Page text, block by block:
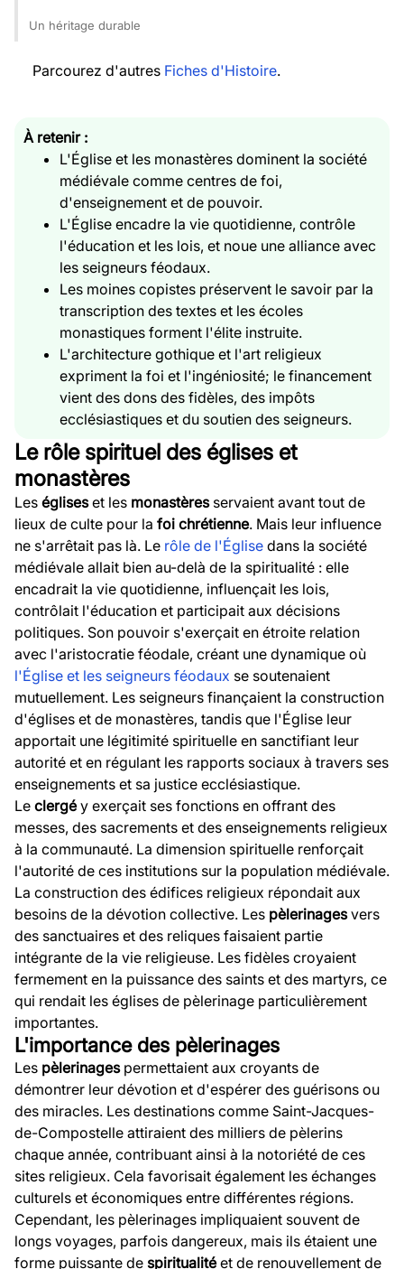
Un héritage durable
Parcourez d'autres Fiches d'Histoire.
À retenir :
L'Église et les monastères dominent la société
médiévale comme centres de foi,
d'enseignement et de pouvoir.
L'Église encadre la vie quotidienne, contrôle
l'éducation et les lois, et noue une alliance avec
les seigneurs féodaux.
Les moines copistes préservent le savoir par la
transcription des textes et les écoles
monastiques forment l'élite instruite.
L'architecture gothique et l'art religieux
expriment la foi et l'ingéniosité; le financement
vient des dons des fidèles, des impôts
ecclésiastiques et du soutien des seigneurs.
Le rôle spirituel des églises et
monastères
Les égliseset les monastèresservaient avant tout de
lieux de culte pour la foi chrétienne. Mais leur influence
ne s'arrêtait pas là. Le rôle de l'Église dans la société
médiévale allait bien au-delà de la spiritualité : elle
encadrait la vie quotidienne, influençait les lois,
contrôlait l'éducation et participait aux décisions
politiques. Son pouvoir s'exerçait en étroite relation
avec l'aristocratie féodale, créant une dynamique où
l'Église et les seigneurs féodaux se soutenaient
mutuellement. Les seigneurs finançaient la construction
d'églises et de monastères, tandis que l'Église leur
apportait une légitimité spirituelle en sanctifiant leur
autorité et en régulant les rapports sociaux à travers ses
enseignements et sa justice ecclésiastique.
Le clergéy exerçait ses fonctions en offrant des
messes, des sacrements et des enseignements religieux
à la communauté. La dimension spirituelle renforçait
l'autorité de ces institutions sur la population médiévale.
La construction des édifices religieux répondait aux
besoins de la dévotion collective. Les pèlerinagesvers
des sanctuaires et des reliques faisaient partie
intégrante de la vie religieuse. Les fidèles croyaient
fermement en la puissance des saints et des martyrs, ce
qui rendait les églises de pèlerinage particulièrement
importantes.
L'importance des pèlerinages
Les pèlerinagespermettaient aux croyants de
démontrer leur dévotion et d'espérer des guérisons ou
des miracles. Les destinations comme Saint-Jacques-
de-Compostelle attiraient des milliers de pèlerins
chaque année, contribuant ainsi à la notoriété de ces
sites religieux. Cela favorisait également les échanges
culturels et économiques entre différentes régions.
Cependant, les pèlerinages impliquaient souvent de
longs voyages, parfois dangereux, mais ils étaient une
forme puissante de spiritualitéet de renouvellement de